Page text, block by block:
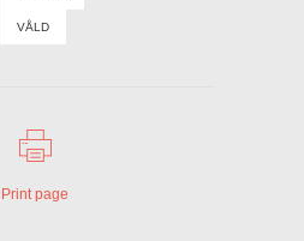
VÅLD
Print page